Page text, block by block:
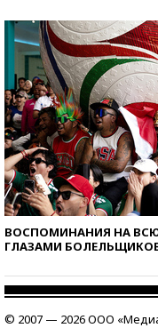
ВОСПОМИНАНИЯ НА
ГЛАЗАМИ
© 2007 — 2026 ООО